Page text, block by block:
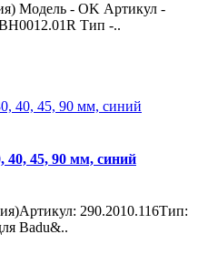
Модель - OK Артикул -
Тип -..
40, 45, 90 мм, синий
290.2010.116Тип:
Badu&..